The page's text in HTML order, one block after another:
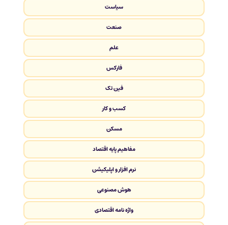
سیاست
صنعت
علم
فارکس
فین تک
کسب و کار
مسکن
مفاهیم پایه اقتصاد
نرم افزار و اپلیکیشن
هوش مصنوعی
واژه نامه اقتصادی